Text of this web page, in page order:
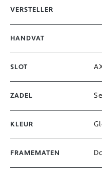
VERSTELLER
HANDVAT
SLOT
ZADEL
KLEUR
FRAMEMATEN